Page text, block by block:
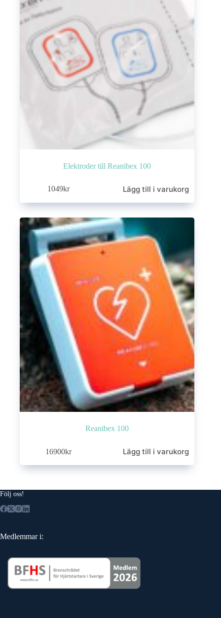
Elektroder till Reanibex 100
1049kr Lägg till i varukorg
Reanibex 100
16900kr Lägg till i varukorg
Följ oss!
Medlemmar i: